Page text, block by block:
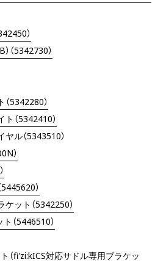
）
（5342730）
5342280）
（5342410）
ル（5343510）
）
）
ット（5342250）
（5446510）
（fi'zi:kICS対応サドル専用ブラケッ